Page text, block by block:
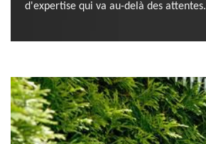
d'expertise qui va au-delà des attentes.